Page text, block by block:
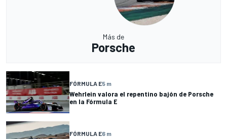
Más de
Porsche
FÓRMULA E5 m
Wehrlein valora el repentino bajón de Porsche
en la Fórmula E
FÓRMULA E6 m